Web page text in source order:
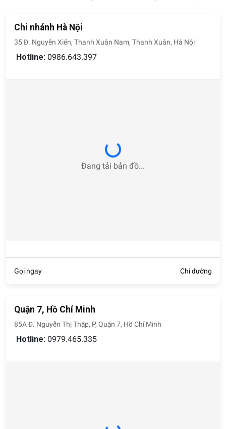
Chi nhánh Hà Nội
35 Đ. Nguyễn Xiển, Thanh Xuân Nam, Thanh Xuân, Hà Nội
Hotline: 0986.643.397
Loading...
Đang tải bản đồ...
Gọi ngay Chỉ đường
Quận 7, Hồ Chí Minh
85A Đ. Nguyễn Thị Thập, P, Quận 7, Hồ Chí Minh
Hotline: 0979.465.335